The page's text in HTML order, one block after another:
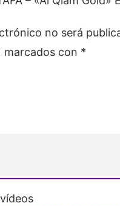
no será
marcados con *